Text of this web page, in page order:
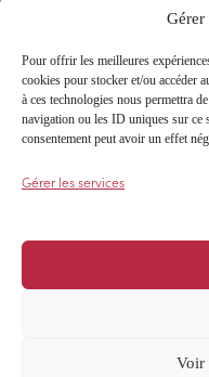
Gérer
Pour offrir les meilleures
cookies pour stocker et/ou accéder
à ces technologies nous permettra
navigation ou les ID uniques sur ce
consentement peut avoir un effet
Gérer les services
Voir
professionnel
professionnel
professionnel
professionnel
import |
croissance |